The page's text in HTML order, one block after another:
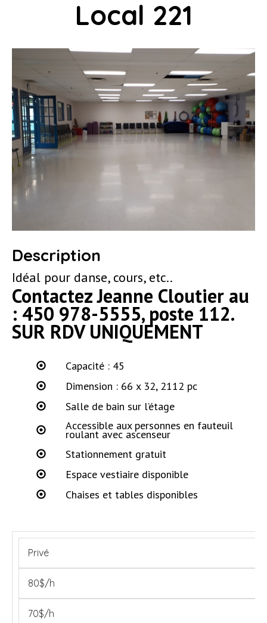
INFOLETTRE CONTACT
Local 221
Description
Idéal pour danse, cours, etc..
Contactez Jeanne Cloutier au
: 450 978-5555, poste 112.
SUR RDV UNIQUEMENT
Capacité : 45
Dimension : 66 x 32, 2112 pc
Salle de bain sur l’étage
Accessible aux personnes en fauteuil
roulant avec ascenseur
Stationnement gratuit
Espace vestiaire disponible
Chaises et tables disponibles
Privé
80$/h
70$/h